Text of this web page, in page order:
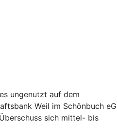
ungenutzt auf dem
Weil im Schönbuch eG
sich mittel- bis